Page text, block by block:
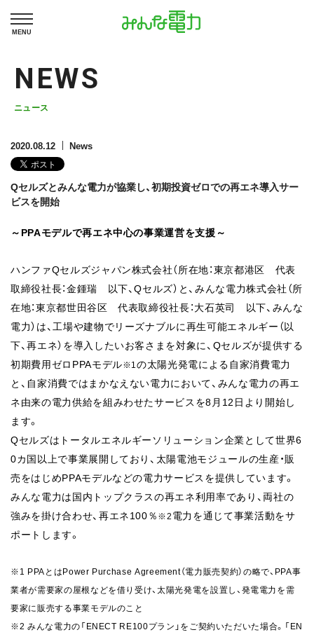
MENU
NEWS
ニュース
2020.08.12 News
Qセルズとみんな電力が協業し、初期投資ゼロでの再エネ導入サー
ビスを開始
～PPAモデルで再エネ中心の事業運営を支援～
ハンファQセルズジャパン株式会社（所在地：東京都港区 代表
取締役社長：金鍾瑞 以下、Qセルズ）と、みんな電力株式会社（所
在地：東京都世田谷区 代表取締役社長：大石英司 以下、みんな
電力）は、工場や建物でリーズナブルに再生可能エネルギー（以
下、再エネ）を導入したいお客さまを対象に、Qセルズが提供する
初期費用ゼロPPAモデル※1の太陽光発電による自家消費電力
と、自家消費ではまかなえない電力において、みんな電力の再エ
ネ由来の電力供給を組みわせたサービスを8月12日より開始し
ます。
Qセルズはトータルエネルギーソリューション企業として世界6
0カ国以上で事業展開しており、太陽電池モジュールの生産・販
売をはじめPPAモデルなどの電力サービスを提供しています。
みんな電力は国内トップクラスの再エネ利用率であり、両社の
強みを掛け合わせ、再エネ100％※2電力を通じて事業活動をサ
ポートします。
※1 PPAとはPower Purchase Agreement（電力販売契約）の略で、PPA事
業者が需要家の屋根などを借り受け、太陽光発電を設置し、発電電力を需
要家に販売する事業モデルのこと
※2 みんな電力の「ENECT RE100プラン」をご契約いただいた場合。「EN